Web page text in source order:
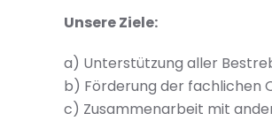
Unsere Ziele:
a) Unterstützung aller
b) Förderung der fachlichen
c) Zusammenarbeit mit